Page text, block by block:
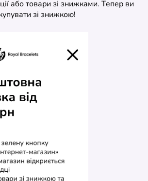
або товари зі знижками. Тепер ви
зі знижкою!